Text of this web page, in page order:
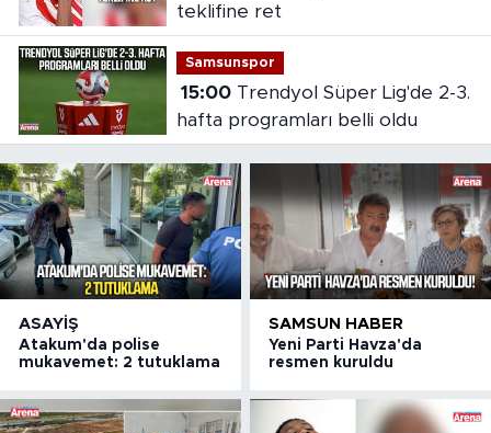
teklifine ret
Samsunspor
15:00Trendyol Süper Lig'de 2-3.
hafta programları belli oldu
ASAYIŞ
Atakum'da polise
mukavemet: 2 tutuklama
SAMSUN HABER
Yeni Parti Havza'da
resmen kuruldu